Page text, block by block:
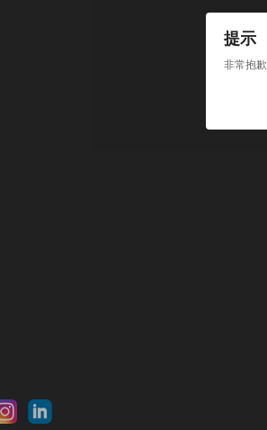
提示
非常抱